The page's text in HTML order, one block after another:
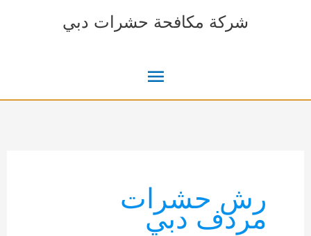
شركة مكافحة حشرات دبي
القائمة
رش حشرات
مردف دبي